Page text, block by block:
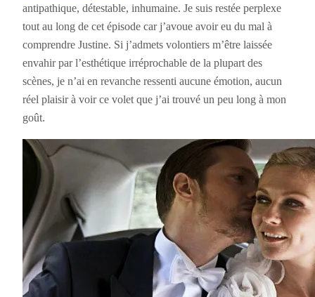
antipathique, détestable, inhumaine. Je suis restée perplexe
tout au long de cet épisode car j’avoue avoir eu du mal à
comprendre Justine. Si j’admets volontiers m’être laissée
envahir par l’esthétique irréprochable de la plupart des
scènes, je n’ai en revanche ressenti aucune émotion, aucun
réel plaisir à voir ce volet que j’ai trouvé un peu long à mon
goût.